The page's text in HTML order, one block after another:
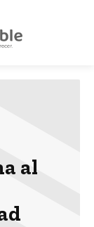
al